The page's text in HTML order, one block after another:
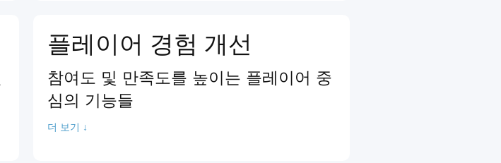
플레이어 경험 개선
참여도 및 만족도를 높이는 플레이어 중
심의 기능들
더 보기 ↓